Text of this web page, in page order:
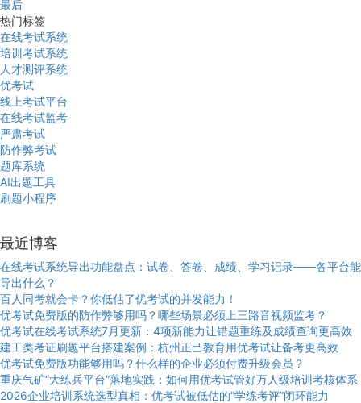
最后
热门标签
在线考试系统
培训考试系统
人才测评系统
优考试
线上考试平台
在线考试监考
严肃考试
防作弊考试
题库系统
AI出题工具
刷题小程序
最近博客
在线考试系统导出功能盘点：试卷、答卷、成绩、学习记录——各平台能
导出什么？
百人同考就会卡？你低估了优考试的并发能力！
优考试免费版的防作弊够用吗？哪些场景必须上三路音视频监考？
优考试在线考试系统7月更新：4项新能力让错题重练及成绩查询更高效
建工类考证刷题平台搭建案例：杭州正己教育用优考试让备考更高效
优考试免费版功能够用吗？什么样的企业必须付费升级会员？
重庆气矿“大练兵平台”落地实践：如何用优考试管好万人级培训考核体系
2026企业培训系统选型真相：优考试被低估的“学练考评”闭环能力